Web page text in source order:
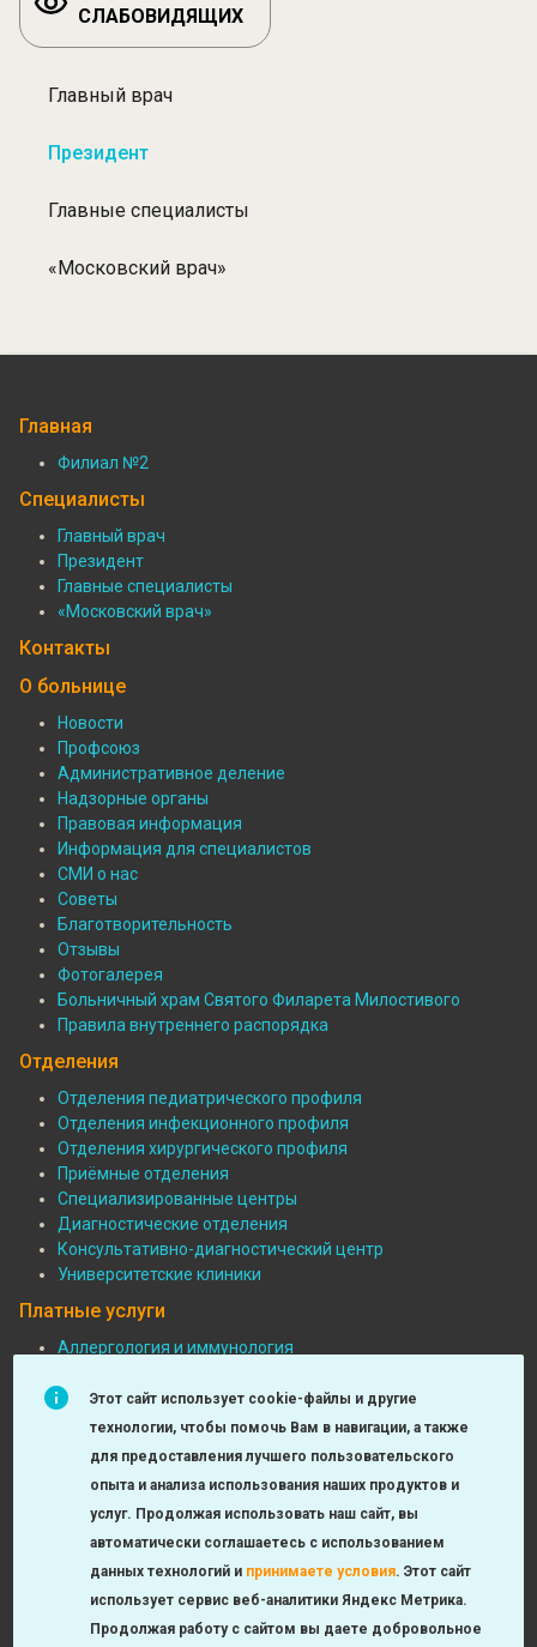
СЛАБОВИДЯЩИХ
Разделы:
Специалисты
Главный врач
Президент
Главные специалисты
«Московский врач»
Главная
Подвал:
Филиалы
Филиал №2
Специалисты
Подвал:
Специалисты
Главный врач
Президент
Главные специалисты
«Московский врач»
Контакты
О больнице
Подвал:
больнице
Новости
Профсоюз
Административное деление
Надзорные органы
Правовая информация
Информация для специалистов
СМИ о нас
Советы
Благотворительность
Отзывы
Фотогалерея
Больничный храм Святого Филарета Милостивого
Правила внутреннего распорядка
Отделения
Подвал:
Отделения
Отделения педиатрического профиля
Отделения инфекционного профиля
Отделения хирургического профиля
Приёмные отделения
Специализированные центры
Диагностические отделения
Консультативно-диагностический центр
Университетские клиники
Платные услуги
Подвал:
Платные
услуги
Аллергология и иммунология
Функциональная диагностика
Детская хирургия
Лаборатория
Оториноларингология
Check-up
Этот сайт использует cookie-файлы и другие
технологии, чтобы помочь Вам в навигации, а также
для предоставления лучшего пользовательского
опыта и анализа использования наших продуктов и
услуг. Продолжая использовать наш сайт, вы
автоматически соглашаетесь с использованием
данных технологий и принимаете условия. Этот сайт
использует сервис веб-аналитики Яндекс Метрика.
Продолжая работу с сайтом вы даете добровольное